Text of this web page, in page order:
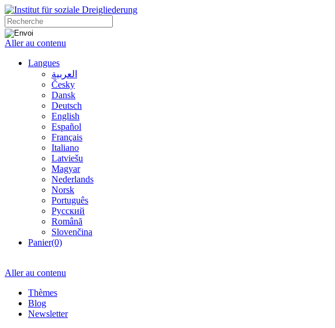
Aller au contenu
Langues
العربية
Česky
Dansk
Deutsch
English
Español
Français
Italiano
Latviešu
Magyar
Nederlands
Norsk
Português
Русский
Română
Slovenčina
Panier(0)
Aller au contenu
Thèmes
Blog
Newsletter